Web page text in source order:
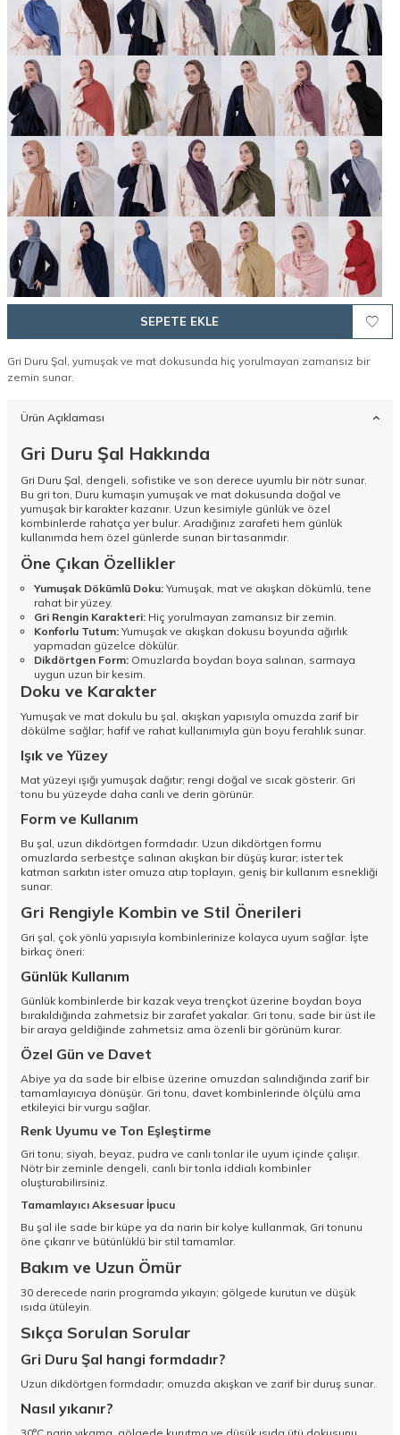
SEPETE EKLE
Gri Duru Şal, yumuşak ve mat dokusunda hiç yorulmayan zamansız bir
zemin sunar.
Ürün Açıklaması
Gri Duru Şal Hakkında
Gri Duru Şal, dengeli, sofistike ve son derece uyumlu bir nötr sunar.
Bu gri ton, Duru kumaşın yumuşak ve mat dokusunda doğal ve
yumuşak bir karakter kazanır. Uzun kesimiyle günlük ve özel
kombinlerde rahatça yer bulur. Aradığınız zarafeti hem günlük
kullanımda hem özel günlerde sunan bir tasarımdır.
Öne Çıkan Özellikler
Yumuşak Dökümlü Doku: Yumuşak, mat ve akışkan dökümlü, tene
rahat bir yüzey.
Gri Rengin Karakteri: Hiç yorulmayan zamansız bir zemin.
Konforlu Tutum: Yumuşak ve akışkan dokusu boyunda ağırlık
yapmadan güzelce dökülür.
Dikdörtgen Form: Omuzlarda boydan boya salınan, sarmaya
uygun uzun bir kesim.
Doku ve Karakter
Yumuşak ve mat dokulu bu şal, akışkan yapısıyla omuzda zarif bir
dökülme sağlar; hafif ve rahat kullanımıyla gün boyu ferahlık sunar.
Işık ve Yüzey
Mat yüzeyi ışığı yumuşak dağıtır; rengi doğal ve sıcak gösterir. Gri
tonu bu yüzeyde daha canlı ve derin görünür.
Form ve Kullanım
Bu şal, uzun dikdörtgen formdadır. Uzun dikdörtgen formu
omuzlarda serbestçe salınan akışkan bir düşüş kurar; ister tek
katman sarkıtın ister omuza atıp toplayın, geniş bir kullanım esnekliği
sunar.
Gri Rengiyle Kombin ve Stil Önerileri
Gri şal, çok yönlü yapısıyla kombinlerinize kolayca uyum sağlar. İşte
birkaç öneri:
Günlük Kullanım
Günlük kombinlerde bir kazak veya trençkot üzerine boydan boya
bırakıldığında zahmetsiz bir zarafet yakalar. Gri tonu, sade bir üst ile
bir araya geldiğinde zahmetsiz ama özenli bir görünüm kurar.
Özel Gün ve Davet
Abiye ya da sade bir elbise üzerine omuzdan salındığında zarif bir
tamamlayıcıya dönüşür. Gri tonu, davet kombinlerinde ölçülü ama
etkileyici bir vurgu sağlar.
Renk Uyumu ve Ton Eşleştirme
Gri tonu; siyah, beyaz, pudra ve canlı tonlar ile uyum içinde çalışır.
Nötr bir zeminle dengeli, canlı bir tonla iddialı kombinler
oluşturabilirsiniz.
Tamamlayıcı Aksesuar İpucu
Bu şal ile sade bir küpe ya da narin bir kolye kullanmak, Gri tonunu
öne çıkarır ve bütünlüklü bir stil tamamlar.
Bakım ve Uzun Ömür
30 derecede narin programda yıkayın; gölgede kurutun ve düşük
ısıda ütüleyin.
Sıkça Sorulan Sorular
Gri Duru Şal hangi formdadır?
Uzun dikdörtgen formdadır; omuzda akışkan ve zarif bir duruş sunar.
Nasıl yıkanır?